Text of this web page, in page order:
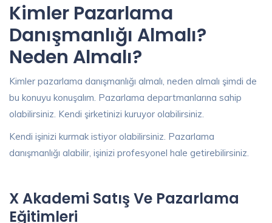
Kimler Pazarlama
Danışmanlığı Almalı?
Neden Almalı?
Kimler pazarlama danışmanlığı almalı, neden almalı şimdi de
bu konuyu konuşalım. Pazarlama departmanlarına sahip
olabilirsiniz. Kendi şirketinizi kuruyor olabilirsiniz.
Kendi işinizi kurmak istiyor olabilirsiniz. Pazarlama
danışmanlığı alabilir, işinizi profesyonel hale getirebilirsiniz.
X Akademi Satış Ve Pazarlama
Eğitimleri